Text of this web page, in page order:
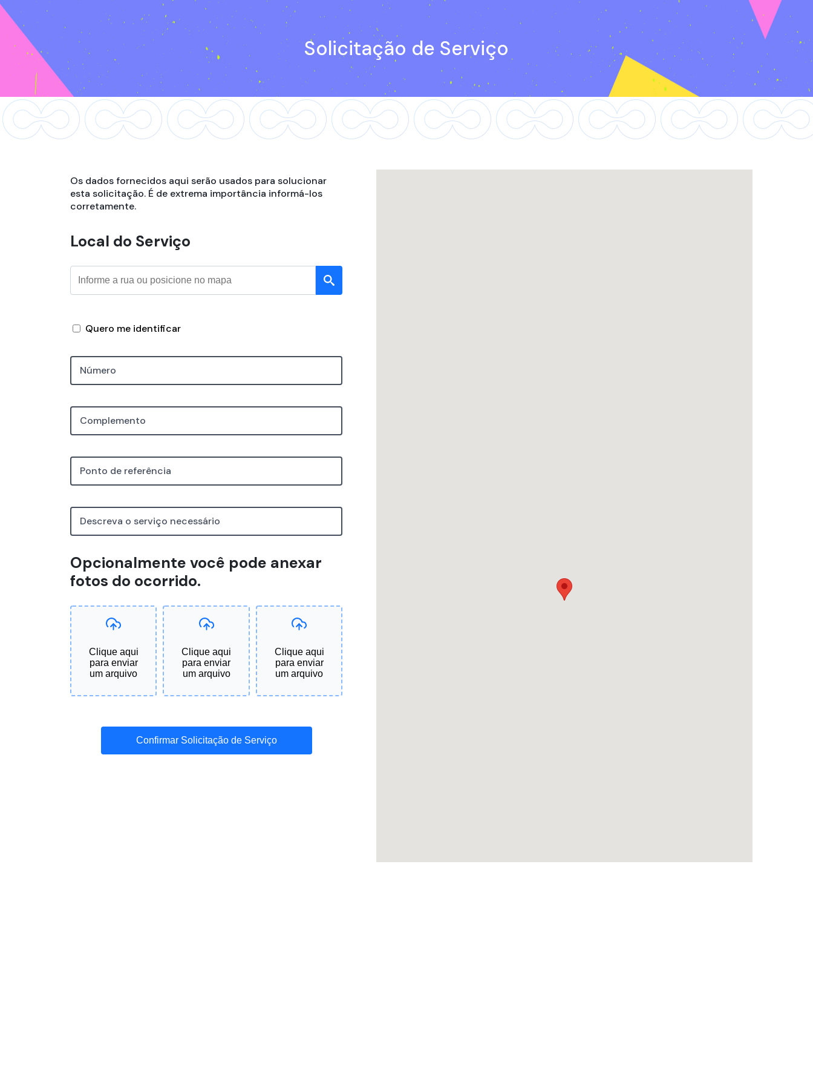
Solicitação de Serviço
Os dados fornecidos aqui serão usados para solucionar
esta solicitação. É de extrema importância informá-los
corretamente.
Local do Serviço
Quero me identificar
Número
Complemento
Ponto de referência
Descreva o serviço necessário
Opcionalmente você pode anexar
fotos do ocorrido.
Clique aqui
para enviar
um arquivo
Clique aqui
para enviar
um arquivo
Clique aqui
para enviar
um arquivo
Confirmar Solicitação de Serviço